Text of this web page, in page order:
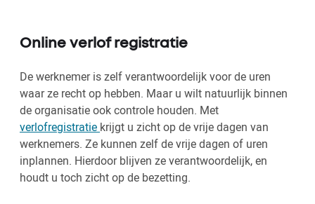
Online verlof registratie
De werknemer is zelf verantwoordelijk voor de uren
waar ze recht op hebben. Maar u wilt natuurlijk binnen
de organisatie ook controle houden. Met
verlofregistratie krijgt u zicht op de vrije dagen van
werknemers. Ze kunnen zelf de vrije dagen of uren
inplannen. Hierdoor blijven ze verantwoordelijk, en
houdt u toch zicht op de bezetting.